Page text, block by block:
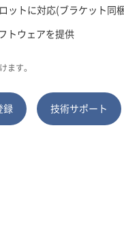
ットに対応(ブラケット同
トウェアを提供
ます。
録 技術サポート